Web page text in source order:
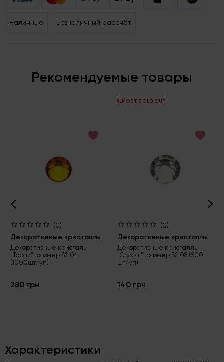
Наличные Безналичный рассчёт
Рекомендуемые товары
(0)
Декоративные кристаллы
Декоративные кристалы
"Topaz", размер SS 04
(1000шт/уп)
280 грн
ALMOST SOLD OUT
(0)
Декоративные кристаллы
Декоративные кристаллы
"Crystal", размер SS 08 (500
шт/уп)
140 грн
Характеристики